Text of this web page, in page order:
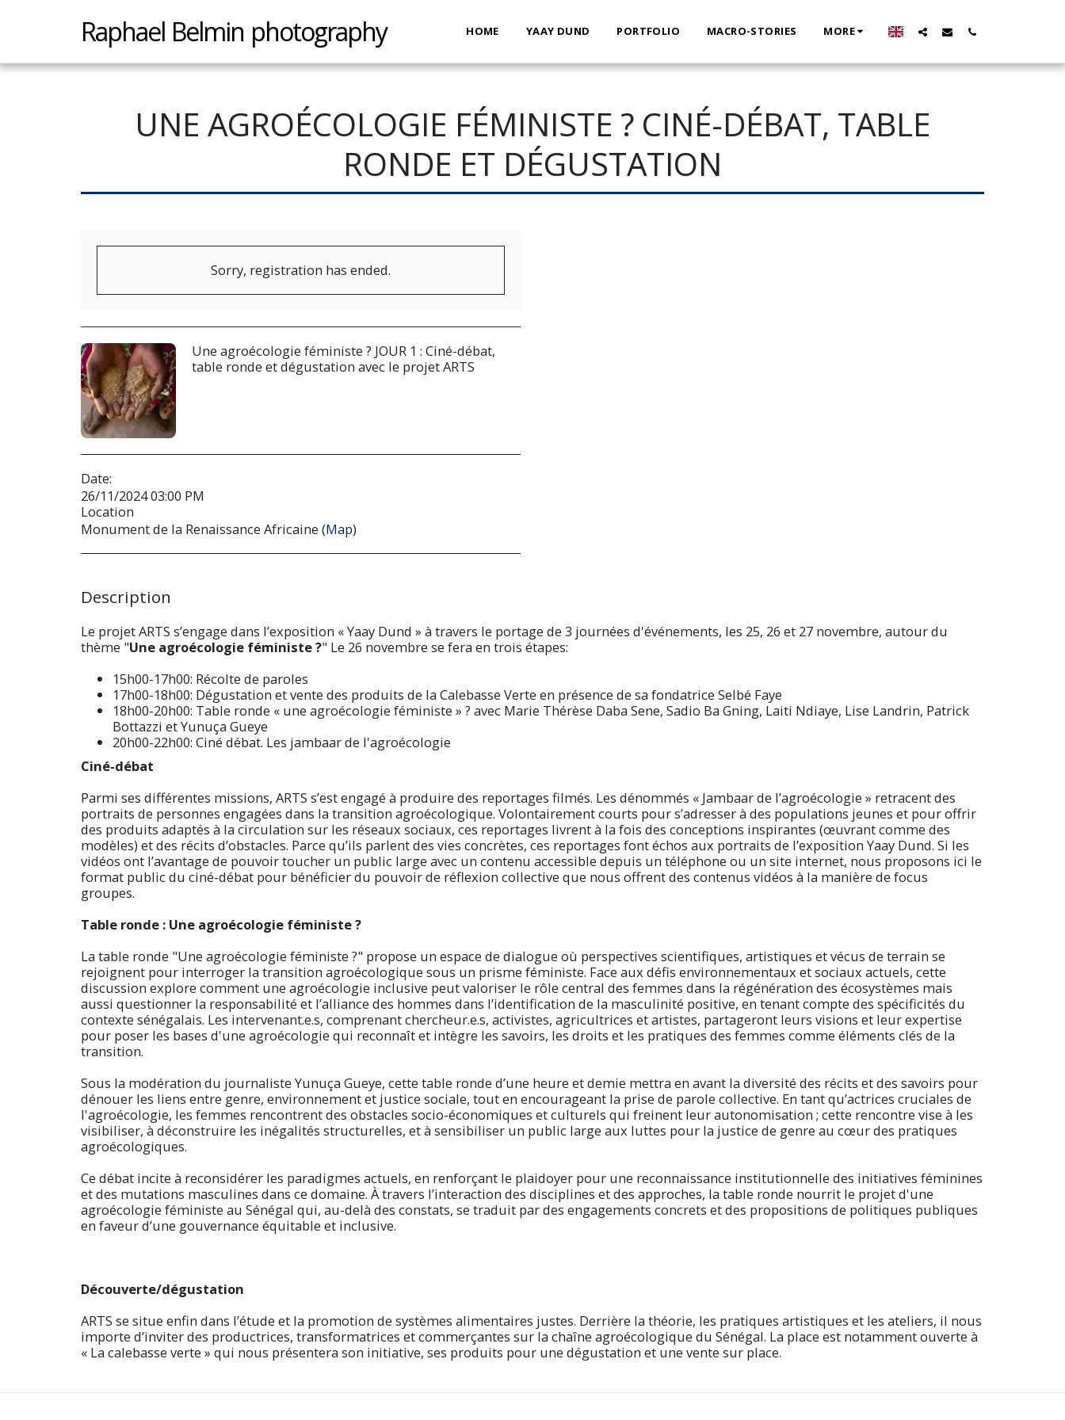
Raphael Belmin photography HOME YAAY DUND PORTFOLIO MACRO-STORIES MORE
UNE AGROÉCOLOGIE FÉMINISTE ? CINÉ-DÉBAT, TABLE
RONDE ET DÉGUSTATION
Sorry, registration has ended.
Une agroécologie féministe ? JOUR 1 : Ciné-débat,
table ronde et dégustation avec le projet ARTS
Date:
26/11/2024 03:00 PM
Location
Monument de la Renaissance Africaine (Map)
Description
Le projet ARTS s’engage dans l’exposition « Yaay Dund » à travers le portage de 3 journées d'événements, les 25, 26 et 27 novembre, autour du
thème "Une agroécologie féministe ?" Le 26 novembre se fera en trois étapes:
15h00-17h00: Récolte de paroles
17h00-18h00: Dégustation et vente des produits de la Calebasse Verte en présence de sa fondatrice Selbé Faye
18h00-20h00: Table ronde « une agroécologie féministe » ? avec Marie Thérèse Daba Sene, Sadio Ba Gning, Laiti Ndiaye, Lise Landrin, Patrick
Bottazzi et Yunuça Gueye
20h00-22h00: Ciné débat. Les jambaar de l'agroécologie
Ciné-débat
Parmi ses différentes missions, ARTS s’est engagé à produire des reportages filmés. Les dénommés « Jambaar de l’agroécologie » retracent des
portraits de personnes engagées dans la transition agroécologique. Volontairement courts pour s’adresser à des populations jeunes et pour offrir
des produits adaptés à la circulation sur les réseaux sociaux, ces reportages livrent à la fois des conceptions inspirantes (œuvrant comme des
modèles) et des récits d’obstacles. Parce qu’ils parlent des vies concrètes, ces reportages font échos aux portraits de l’exposition Yaay Dund. Si les
vidéos ont l’avantage de pouvoir toucher un public large avec un contenu accessible depuis un téléphone ou un site internet, nous proposons ici le
format public du ciné-débat pour bénéficier du pouvoir de réflexion collective que nous offrent des contenus vidéos à la manière de focus
groupes.
Table ronde : Une agroécologie féministe ?
La table ronde "Une agroécologie féministe ?" propose un espace de dialogue où perspectives scientifiques, artistiques et vécus de terrain se
rejoignent pour interroger la transition agroécologique sous un prisme féministe. Face aux défis environnementaux et sociaux actuels, cette
discussion explore comment une agroécologie inclusive peut valoriser le rôle central des femmes dans la régénération des écosystèmes mais
aussi questionner la responsabilité et l’alliance des hommes dans l’identification de la masculinité positive, en tenant compte des spécificités du
contexte sénégalais. Les intervenant.e.s, comprenant chercheur.e.s, activistes, agricultrices et artistes, partageront leurs visions et leur expertise
pour poser les bases d'une agroécologie qui reconnaît et intègre les savoirs, les droits et les pratiques des femmes comme éléments clés de la
transition.
Sous la modération du journaliste Yunuça Gueye, cette table ronde d’une heure et demie mettra en avant la diversité des récits et des savoirs pour
dénouer les liens entre genre, environnement et justice sociale, tout en encourageant la prise de parole collective. En tant qu’actrices cruciales de
l'agroécologie, les femmes rencontrent des obstacles socio-économiques et culturels qui freinent leur autonomisation ; cette rencontre vise à les
visibiliser, à déconstruire les inégalités structurelles, et à sensibiliser un public large aux luttes pour la justice de genre au cœur des pratiques
agroécologiques.
Ce débat incite à reconsidérer les paradigmes actuels, en renforçant le plaidoyer pour une reconnaissance institutionnelle des initiatives féminines
et des mutations masculines dans ce domaine. À travers l’interaction des disciplines et des approches, la table ronde nourrit le projet d'une
agroécologie féministe au Sénégal qui, au-delà des constats, se traduit par des engagements concrets et des propositions de politiques publiques
en faveur d’une gouvernance équitable et inclusive.
Découverte/dégustation
ARTS se situe enfin dans l’étude et la promotion de systèmes alimentaires justes. Derrière la théorie, les pratiques artistiques et les ateliers, il nous
importe d’inviter des productrices, transformatrices et commerçantes sur la chaîne agroécologique du Sénégal. La place est notamment ouverte à
« La calebasse verte » qui nous présentera son initiative, ses produits pour une dégustation et une vente sur place.